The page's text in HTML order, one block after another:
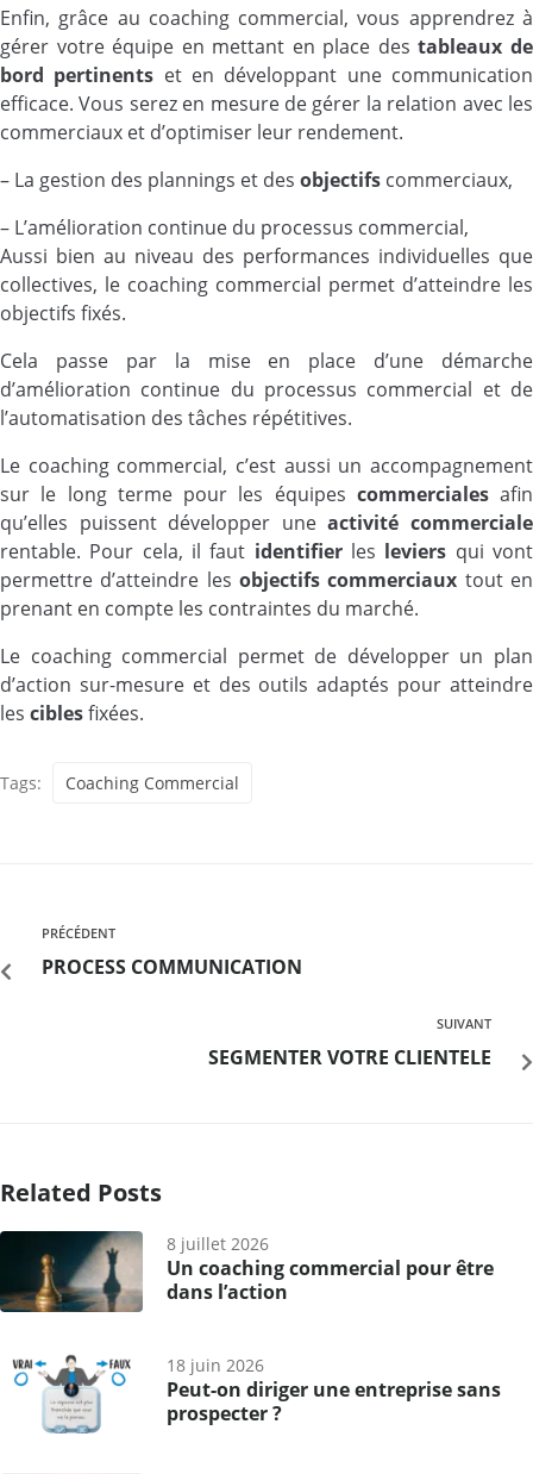
Enfin, grâce au coaching commercial, vous apprendrez à
gérer votre équipe en mettant en place destableaux de
bord pertinents et en développant une communication
efficace. Vous serez en mesure de gérer la relation avec les
commerciaux et d’optimiser leur rendement.
– La gestion des plannings et des objectifs commerciaux,
– L’amélioration continue du processus commercial,
Aussi bien au niveau des performances individuelles que
collectives, le coaching commercial permet d’atteindre les
objectifs fixés.
Cela passe par la mise en place d’une démarche
d’amélioration continue du processus commercial et de
l’automatisation des tâches répétitives.
Le coaching commercial, c’est aussi un accompagnement
sur le long terme pour les équipes commercialesafin
qu’elles puissent développer uneactivité commerciale
rentable. Pour cela, il faut identifierles leviers qui vont
permettre d’atteindre les objectifs commerciaux tout en
prenant en compte les contraintes du marché.
Le coaching commercial permet de développer un plan
d’action sur-mesure et des outils adaptés pour atteindre
les ciblesfixées.
Tags: Coaching Commercial
PRÉCÉDENT
PROCESS COMMUNICATION
SUIVANT
SEGMENTER VOTRE CLIENTELE
Related Posts
8 juillet 2026
Un coaching commercial pour être
dans l’action
18 juin 2026
Peut-on diriger une entreprise sans
prospecter ?